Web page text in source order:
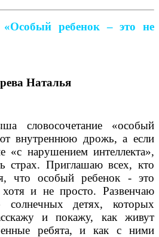
«Особый ребенок – это не
Наталья
словосочетание «особый
внутреннюю дрожь, а если
«с нарушением интеллекта»,
страх. Приглашаю всех, кто
что особый ребенок - это
и не просто. Развенчаю
детях, которых
и покажу, как живут
ребята, и как с ними